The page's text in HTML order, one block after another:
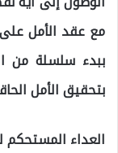
مع عقد الأمل على
ببدء سلسلة من
بتحقيق الأمل
العداء المستحكم